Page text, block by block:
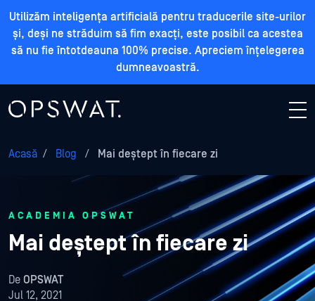
Utilizăm inteligența artificială pentru traducerile site-urilor
și, deși ne străduim să fim exacți, este posibil ca acestea
să nu fie întotdeauna 100% precise. Apreciem înțelegerea
dumneavoastră.
Acasă / Blog / Mai deștept în fiecare zi
ACADEMIA OPSWAT
Mai deștept în fiecare zi
De OPSWAT
Jul 12, 2021